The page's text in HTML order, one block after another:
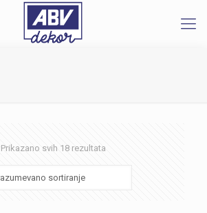
Prikazano svih 18 rezultata